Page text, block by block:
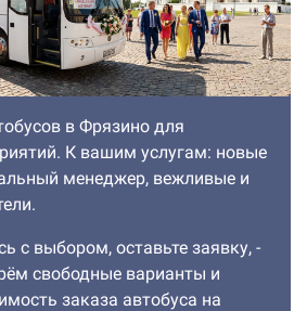
в Фрязино для
К вашим услугам: новые
менеджер, вежливые и
с выбором, оставьте заявку, -
свободные варианты и
заказа автобуса на